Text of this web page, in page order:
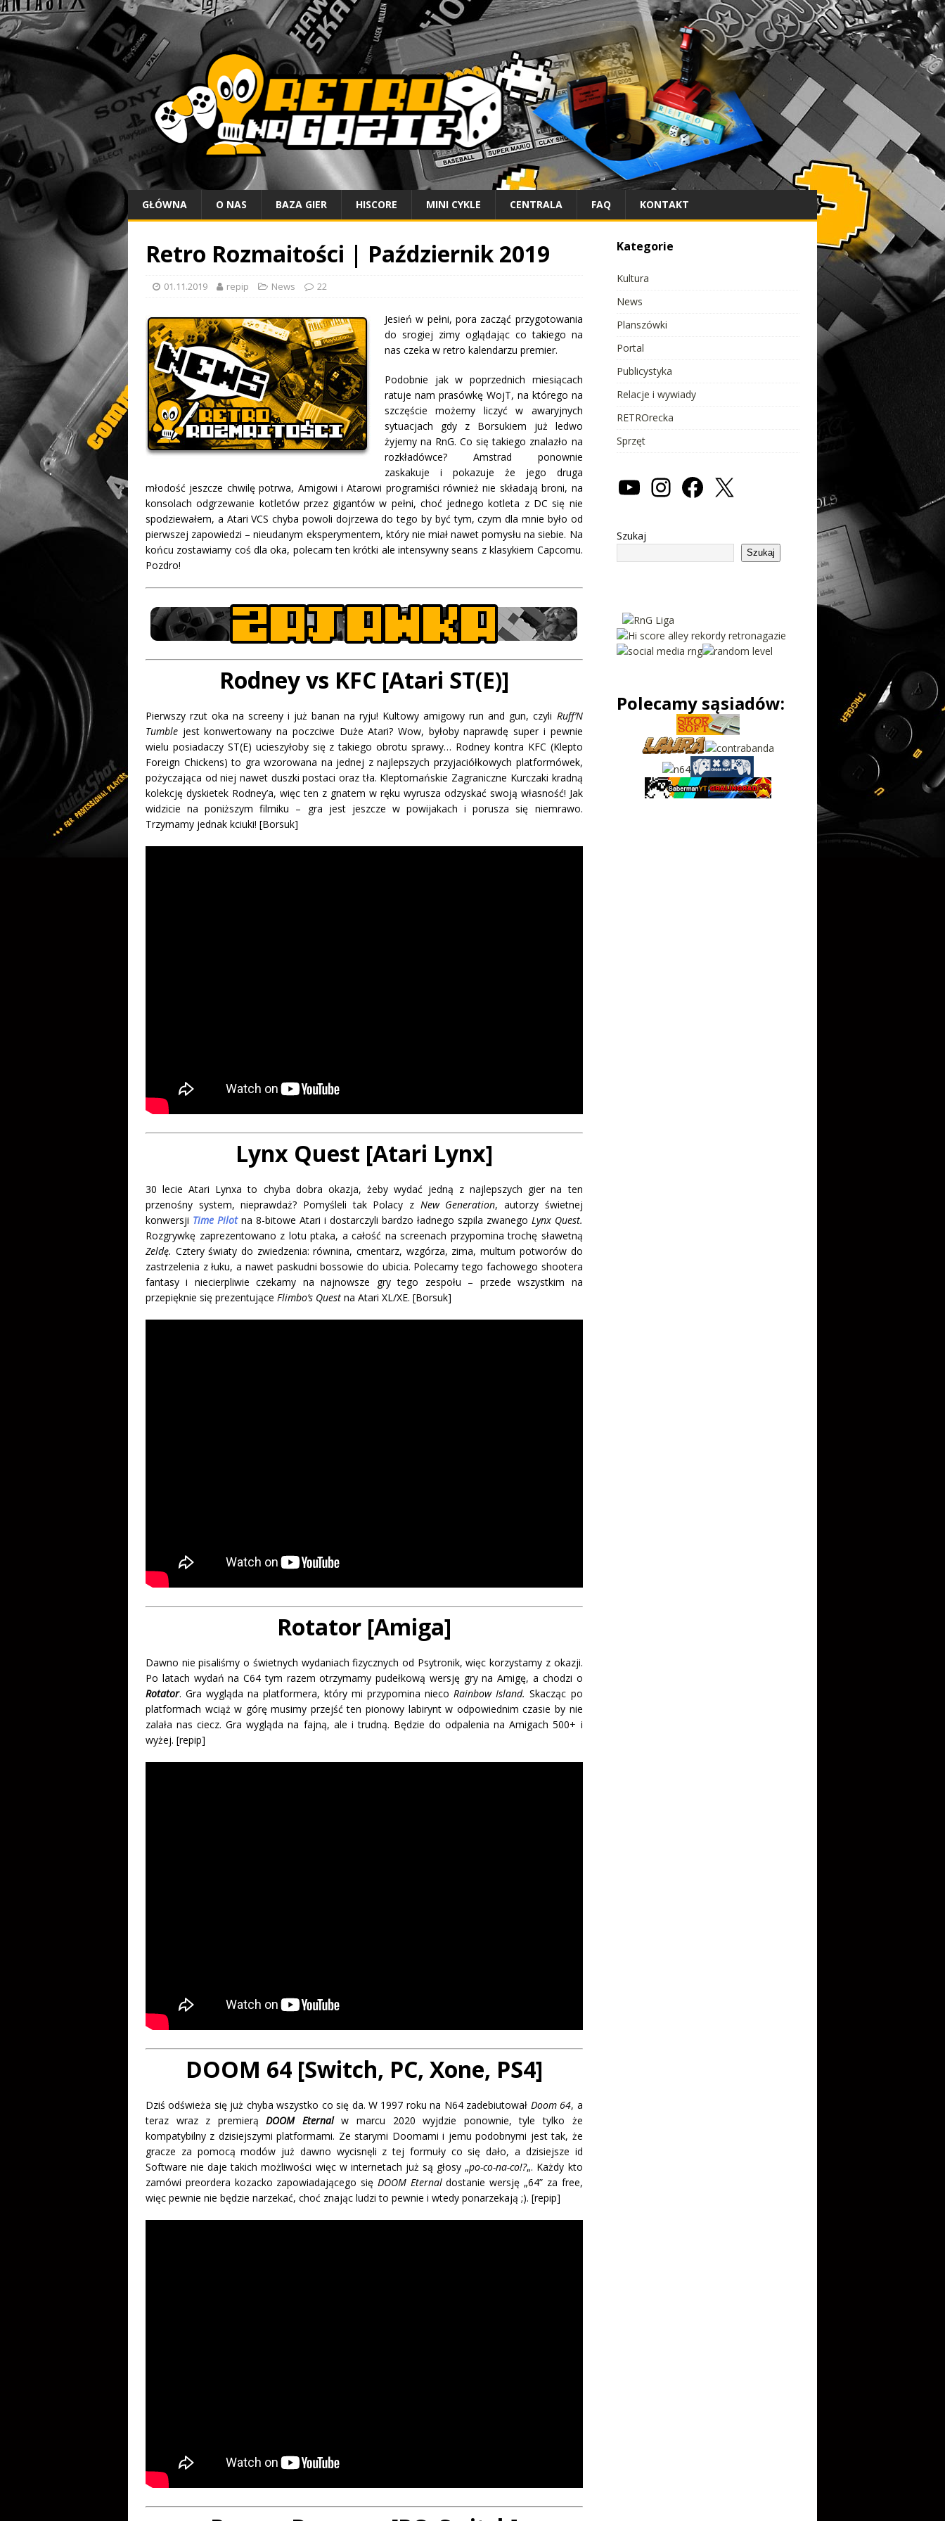
GŁÓWNA O NAS BAZA GIER HISCORE MINI CYKLE CENTRALA FAQ KONTAKT
Retro Rozmaitości | Październik 2019
01.11.2019 repip News 22
Jesień w pełni, pora zacząć przygotowania
do srogiej zimy oglądając co takiego na
nas czeka w retro kalendarzu premier.
Podobnie jak w poprzednich miesiącach
ratuje nam prasówkę WojT, na którego na
szczęście możemy liczyć w awaryjnych
sytuacjach gdy z Borsukiem już ledwo
żyjemy na RnG. Co się takiego znalazło na
rozkładówce? Amstrad ponownie
zaskakuje i pokazuje że jego druga
młodość jeszcze chwilę potrwa, Amigowi i Atarowi programiści również nie składają broni, na
konsolach odgrzewanie kotletów przez gigantów w pełni, choć jednego kotleta z DC się nie
spodziewałem, a Atari VCS chyba powoli dojrzewa do tego by być tym, czym dla mnie było od
pierwszej zapowiedzi – nieudanym eksperymentem, który nie miał nawet pomysłu na siebie. Na
końcu zostawiamy coś dla oka, polecam ten krótki ale intensywny seans z klasykiem Capcomu.
Pozdro!
Rodney vs KFC [Atari ST(E)]
Pierwszy rzut oka na screeny i już banan na ryju! Kultowy amigowy run and gun, czyli Ruff’N
Tumble jest konwertowany na poczciwe Duże Atari? Wow, byłoby naprawdę super i pewnie
wielu posiadaczy ST(E) ucieszyłoby się z takiego obrotu sprawy… Rodney kontra KFC (Klepto
Foreign Chickens) to gra wzorowana na jednej z najlepszych przyjaciółkowych platformówek,
pożyczająca od niej nawet duszki postaci oraz tła. Kleptomańskie Zagraniczne Kurczaki kradną
kolekcję dyskietek Rodney’a, więc ten z gnatem w ręku wyrusza odzyskać swoją własność! Jak
widzicie na poniższym filmiku – gra jest jeszcze w powijakach i porusza się niemrawo.
Trzymamy jednak kciuki! [Borsuk]
Lynx Quest [Atari Lynx]
30 lecie Atari Lynxa to chyba dobra okazja, żeby wydać jedną z najlepszych gier na ten
przenośny system, nieprawdaż? Pomyśleli tak Polacy z New Generation, autorzy świetnej
konwersji Time Pilotna 8-bitowe Atari i dostarczyli bardzo ładnego szpila zwanego Lynx Quest.
Rozgrywkę zaprezentowano z lotu ptaka, a całość na screenach przypomina trochę sławetną
Zeldę. Cztery światy do zwiedzenia: równina, cmentarz, wzgórza, zima, multum potworów do
zastrzelenia z łuku, a nawet paskudni bossowie do ubicia. Polecamy tego fachowego shootera
fantasy i niecierpliwie czekamy na najnowsze gry tego zespołu – przede wszystkim na
przepięknie się prezentujące Flimbo’s Quest na Atari XL/XE. [Borsuk]
Rotator [Amiga]
Dawno nie pisaliśmy o świetnych wydaniach fizycznych od Psytronik, więc korzystamy z okazji.
Po latach wydań na C64 tym razem otrzymamy pudełkową wersję gry na Amigę, a chodzi o
Rotator. Gra wygląda na platformera, który mi przypomina nieco Rainbow Island.Skacząc po
platformach wciąż w górę musimy przejść ten pionowy labirynt w odpowiednim czasie by nie
zalała nas ciecz. Gra wygląda na fajną, ale i trudną. Będzie do odpalenia na Amigach 500+ i
wyżej. [repip]
DOOM 64 [Switch, PC, Xone, PS4]
Dziś odświeża się już chyba wszystko co się da. W 1997 roku na N64 zadebiutował Doom 64, a
teraz wraz z premierąDOOM Eternal w marcu 2020 wyjdzie ponownie, tyle tylko że
kompatybilny z dzisiejszymi platformami. Ze starymi Doomami i jemu podobnymi jest tak, że
gracze za pomocą modów już dawno wycisnęli z tej formuły co się dało, a dzisiejsze id
Software nie daje takich możliwości więc w internetach już są głosy „po-co-na-co!?„. Każdy kto
zamówi preordera kozacko zapowiadającego się DOOM Eternaldostanie wersję „64” za free,
więc pewnie nie będzie narzekać, choć znając ludzi to pewnie i wtedy ponarzekają ;). [repip]
Kategorie
Kultura
News
Planszówki
Portal
Publicystyka
Relacje i wywiady
RETROrecka
Sprzęt
Szukaj
Szukaj
Polecamy sąsiadów: